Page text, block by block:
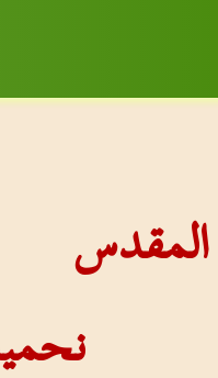
المقدس